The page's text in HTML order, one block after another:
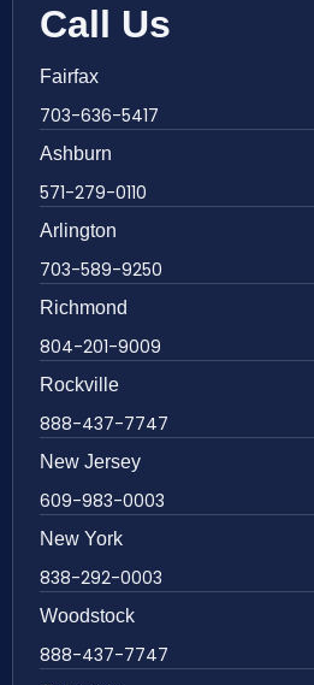
Call Us
Fairfax
703-636-5417
Ashburn
571-279-0110
Arlington
703-589-9250
Richmond
804-201-9009
Rockville
888-437-7747
New Jersey
609-983-0003
New York
838-292-0003
Woodstock
888-437-7747